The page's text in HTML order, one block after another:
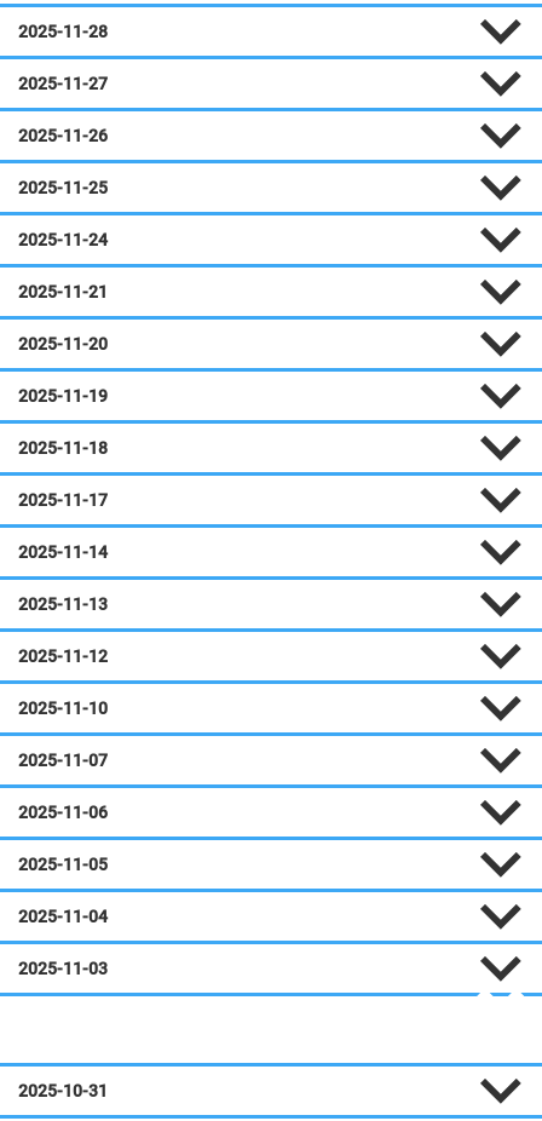
2025-11-28
2025-11-27
2025-11-26
2025-11-25
2025-11-24
2025-11-21
2025-11-20
2025-11-19
2025-11-18
2025-11-17
2025-11-14
2025-11-13
2025-11-12
2025-11-10
2025-11-07
2025-11-06
2025-11-05
2025-11-04
2025-11-03
2025-10-31